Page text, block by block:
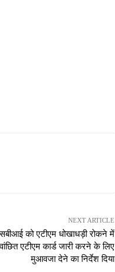
NEXT ARTICLE
को एटीएम धोखाधड़ी रोकने में
एटीएम कार्ड जारी करने के लिए
मुआवजा देने का निर्देश दिया